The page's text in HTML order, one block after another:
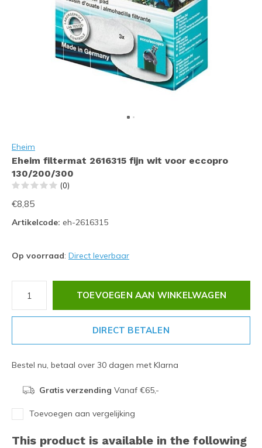
Eheim
Eheim filtermat 2616315 fijn wit voor eccopro
130/200/300
(0)
€8,85
Artikelcode: eh-2616315
Op voorraad: Direct leverbaar
TOEVOEGEN AAN WINKELWAGEN
DIRECT BETALEN
Bestel nu, betaal over 30 dagen met Klarna
Gratis verzending Vanaf €65,-
Toevoegen aan vergelijking
This product is available in the following